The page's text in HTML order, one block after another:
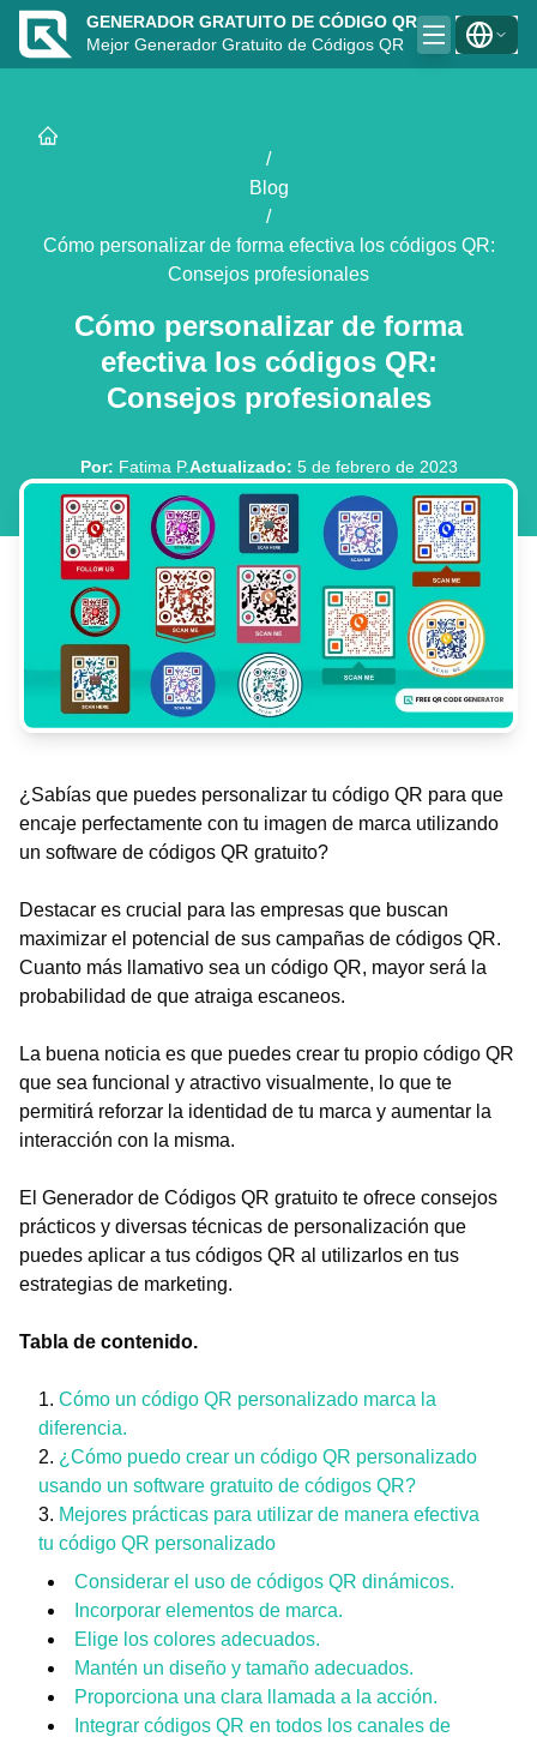
GENERADOR GRATUITO DE CÓDIGO QR
Mejor Generador Gratuito de Códigos QR
/
Blog
/
Cómo personalizar de forma efectiva los códigos QR:
Consejos profesionales
Cómo personalizar de forma
efectiva los códigos QR:
Consejos profesionales
Por: Fatima P.Actualizado: 5 de febrero de 2023
¿Sabías que puedes personalizar tu código QR para que
encaje perfectamente con tu imagen de marca utilizando
un software de códigos QR gratuito?
Destacar es crucial para las empresas que buscan
maximizar el potencial de sus campañas de códigos QR.
Cuanto más llamativo sea un código QR, mayor será la
probabilidad de que atraiga escaneos.
La buena noticia es que puedes crear tu propio código QR
que sea funcional y atractivo visualmente, lo que te
permitirá reforzar la identidad de tu marca y aumentar la
interacción con la misma.
El Generador de Códigos QR gratuito te ofrece consejos
prácticos y diversas técnicas de personalización que
puedes aplicar a tus códigos QR al utilizarlos en tus
estrategias de marketing.
Tabla de contenido.
Cómo un código QR personalizado marca la
diferencia.
¿Cómo puedo crear un código QR personalizado
usando un software gratuito de códigos QR?
Mejores prácticas para utilizar de manera efectiva
tu código QR personalizado
Considerar el uso de códigos QR dinámicos.
Incorporar elementos de marca.
Elige los colores adecuados.
Mantén un diseño y tamaño adecuados.
Proporciona una clara llamada a la acción.
Integrar códigos QR en todos los canales de